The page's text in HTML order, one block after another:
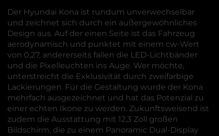
Der Hyundai Kona ist rundum unverwechselbar
und zeichnet sich durch ein außergewöhnliches
Design aus. Auf der einen Seite ist das Fahrzeug
aerodynamisch und punktet mit einem cw-Wert
von 0,27, andererseits fallen die LED-Lichtbänder
und die Pixelleuchten ins Auge. Wer möchte,
unterstreicht die Exklusivität durch zweifarbige
Lackierungen. Für die Gestaltung wurde der Kona
mehrfach ausgezeichnet und hat das Potenzial zu
einer echten Ikone zu werden. Zukunftsweisend ist
zudem die Ausstattung mit 12,3 Zoll großen
Bildschirm, die zu einem Panoramic Dual-Display